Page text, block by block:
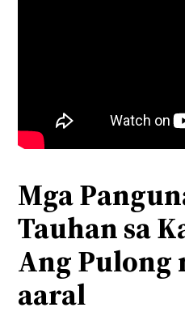
Mga
Tauhan sa
Ang Pulong
aaral